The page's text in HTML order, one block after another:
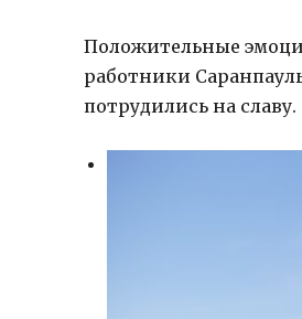
Положительные
работники
потрудились на славу.